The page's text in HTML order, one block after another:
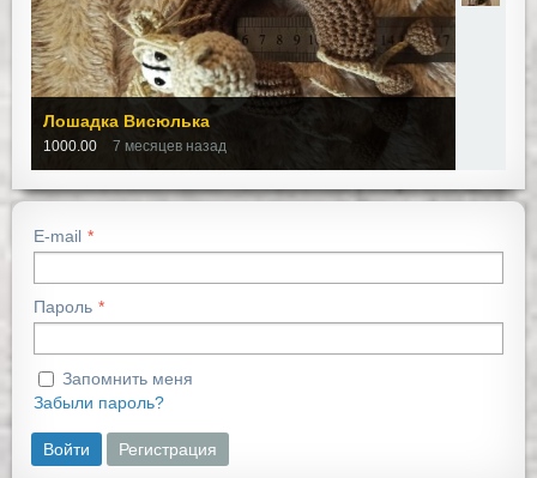
Лошадка Висюлька
1000.00 7 месяцев назад
E-mail
Пароль
Запомнить меня
Забыли пароль?
Войти Регистрация